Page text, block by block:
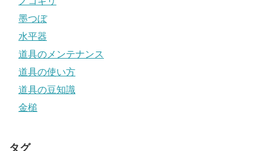
墨つぼ
水平器
道具のメンテナンス
道具の使い方
道具の豆知識
金槌
タグ